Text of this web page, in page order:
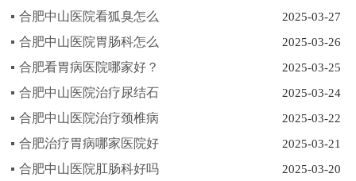
2025-03-27
合肥中山医院看狐臭怎么
2025-03-26
合肥中山医院胃肠科怎么
2025-03-25
合肥看胃病医院哪家好？
2025-03-24
合肥中山医院治疗尿结石
2025-03-22
合肥中山医院治疗颈椎病
2025-03-21
合肥治疗胃病哪家医院好
2025-03-20
合肥中山医院肛肠科好吗